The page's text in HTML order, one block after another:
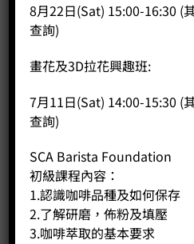
已售完
分類：Simple Lab
標籤：Coffee bean ,咖啡豆
商品說明
評價 (0)
咖啡豆 CP180 尼加拉瓜帕
($85/100克）
8月22日(Sat) 15:00-16:30 (
查詢)
畫花及3D拉花興趣班:
7月11日(Sat) 14:00-15:30 (
查詢)
SCA Barista Foundation
初級課程內容：
1.認識咖啡品種及如何保存
2.了解研磨，佈粉及填壓
3.咖啡萃取的基本要求